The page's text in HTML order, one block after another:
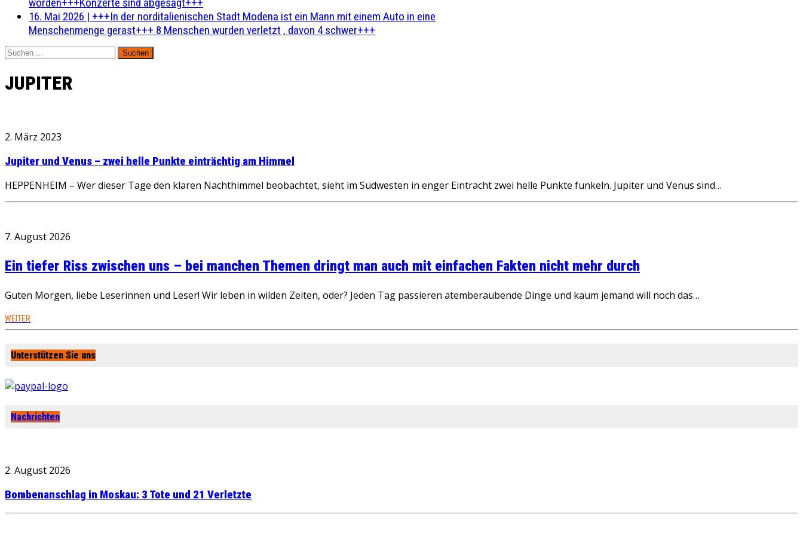
16. Mai 2026 | +++In der norditalienischen Stadt Modena ist ein Mann mit einem Auto in eine
Menschenmenge gerast+++ 8 Menschen wurden verletzt , davon 4 schwer+++
Suchen
nach:
JUPITER
2. März 2023
Jupiter und Venus – zwei helle Punkte einträchtig am Himmel
HEPPENHEIM – Wer dieser Tage den klaren Nachthimmel beobachtet, sieht im Südwesten in enger Eintracht zwei helle Punkte funkeln. Jupiter und Venus sind…
7. August 2026
Ein tiefer Riss zwischen uns – bei manchen Themen dringt man auch mit einfachen Fakten nicht mehr durch
Guten Morgen, liebe Leserinnen und Leser! Wir leben in wilden Zeiten, oder? Jeden Tag passieren atemberaubende Dinge und kaum jemand will noch das…
WEITER
Unterstützen Sie uns
Nachrichten
2. August 2026
Bombenanschlag in Moskau: 3 Tote und 21 Verletzte